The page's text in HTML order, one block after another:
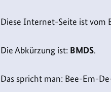
Diese Internet-Seite ist vom
Die Abkürzung ist: BMDS.
Das spricht man: Bee-Em-